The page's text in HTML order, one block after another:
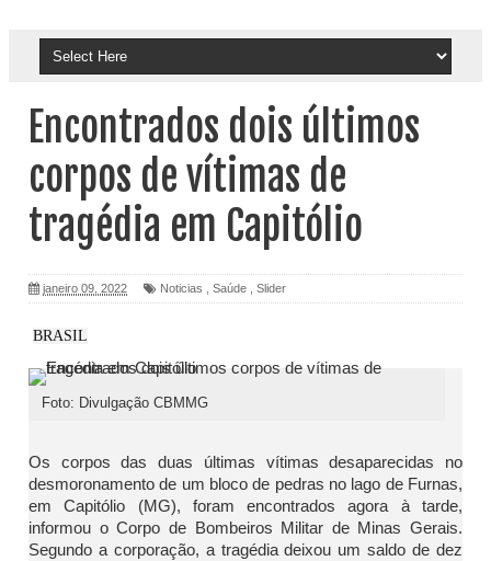
Encontrados dois últimos
corpos de vítimas de
tragédia em Capitólio
janeiro 09, 2022 Noticias Saúde Slider
BRASIL
Foto: Divulgação CBMMG
Os corpos das duas últimas vítimas desaparecidas no
desmoronamento de um bloco de pedras no lago de Furnas,
em Capitólio (MG), foram encontrados agora à tarde,
informou o Corpo de Bombeiros Militar de Minas Gerais.
Segundo a corporação, a tragédia deixou um saldo de dez